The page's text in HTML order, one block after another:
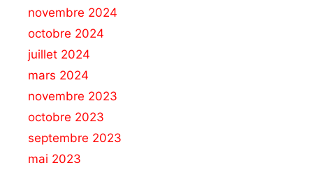
novembre 2024
octobre 2024
juillet 2024
mars 2024
novembre 2023
octobre 2023
septembre 2023
mai 2023